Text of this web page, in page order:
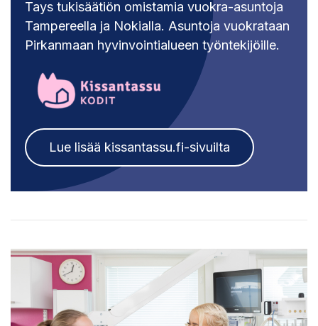
Tays tukisäätiön omistamia vuokra-asuntoja
Tampereella ja Nokialla. Asuntoja vuokrataan
Pirkanmaan hyvinvointialueen työntekijöille.
Lue lisää kissantassu.fi-sivuilta